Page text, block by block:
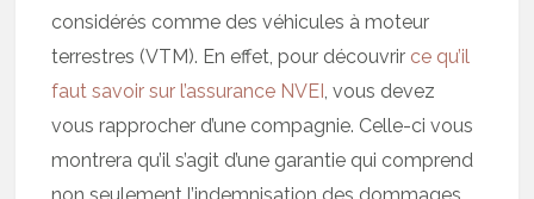
considérés comme des véhicules à moteur
terrestres (VTM). En effet, pour découvrir ce qu’il
faut savoir sur l’assurance NVEI, vous devez
vous rapprocher d’une compagnie. Celle-ci vous
montrera qu’il s’agit d’une garantie qui comprend